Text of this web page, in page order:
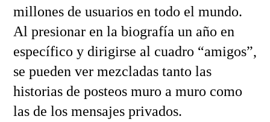
millones de usuarios en todo el mundo.
Al presionar en la biografía un año en
específico y dirigirse al cuadro “amigos”,
se pueden ver mezcladas tanto las
historias de posteos muro a muro como
las de los mensajes privados.